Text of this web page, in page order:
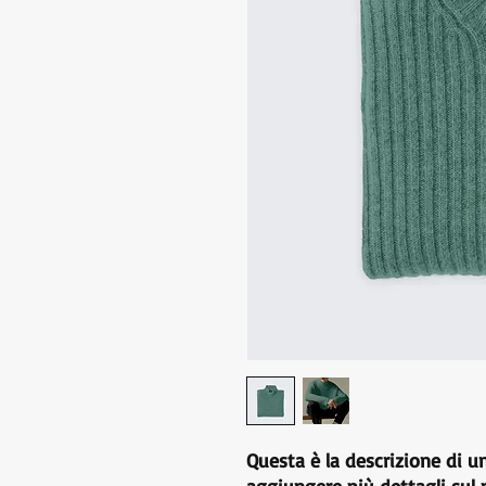
Questa è la descrizione di